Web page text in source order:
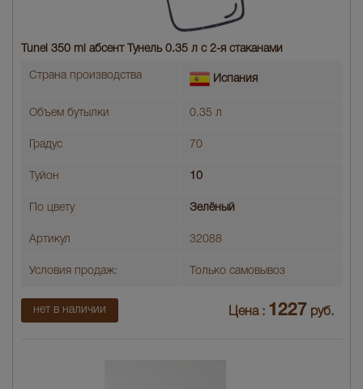
Tunel 350 ml абсент Тунель 0.35 л с 2-я стаканами
Страна производства Испания
Объем бутылки 0.35 л
Градус 70
Туйон 10
По цвету Зелёный
Артикул 32088
Условия продаж: Только самовывоз
нет в наличии Цена : 1227 руб.